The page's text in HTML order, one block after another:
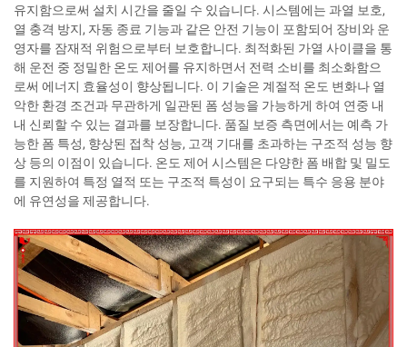
유지함으로써 설치 시간을 줄일 수 있습니다. 시스템에는 과열 보호,
열 충격 방지, 자동 종료 기능과 같은 안전 기능이 포함되어 장비와 운
영자를 잠재적 위험으로부터 보호합니다. 최적화된 가열 사이클을 통
해 운전 중 정밀한 온도 제어를 유지하면서 전력 소비를 최소화함으
로써 에너지 효율성이 향상됩니다. 이 기술은 계절적 온도 변화나 열
악한 환경 조건과 무관하게 일관된 폼 성능을 가능하게 하여 연중 내
내 신뢰할 수 있는 결과를 보장합니다. 품질 보증 측면에서는 예측 가
능한 폼 특성, 향상된 접착 성능, 고객 기대를 초과하는 구조적 성능 향
상 등의 이점이 있습니다. 온도 제어 시스템은 다양한 폼 배합 및 밀도
를 지원하여 특정 열적 또는 구조적 특성이 요구되는 특수 응용 분야
에 유연성을 제공합니다.